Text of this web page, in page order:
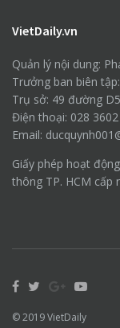
VietDaily.vn
Quản lý nội dung:
Trưởng ban biên
Trụ sở: 49 đường
Điện thoại: 028
Email:
Giấy phép hoạt
thông TP. HCM cấp
© 2019VietDaily